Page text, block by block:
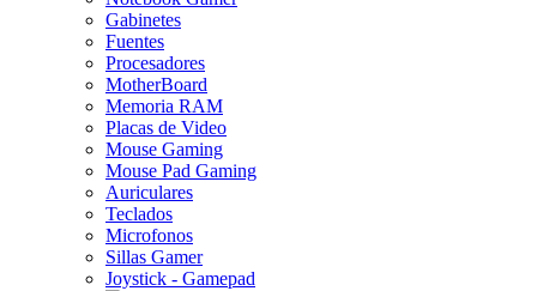
Gabinetes
Fuentes
Procesadores
MotherBoard
Memoria RAM
Placas de Video
Mouse Gaming
Mouse Pad Gaming
Auriculares
Teclados
Microfonos
Sillas Gamer
Joystick - Gamepad